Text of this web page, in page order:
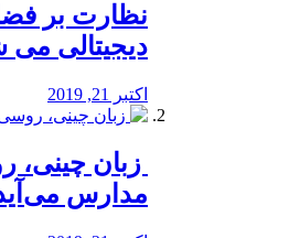
نظارت بر
دیجیتالی می
اکتبر 21, 2019
زبان چینی،
مدارس